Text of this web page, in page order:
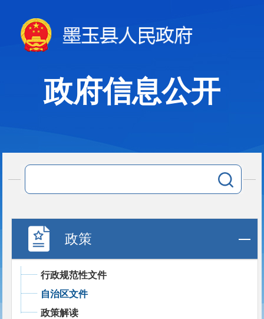
政府信息公开
政策
行政规范性文件
自治区文件
政策解读